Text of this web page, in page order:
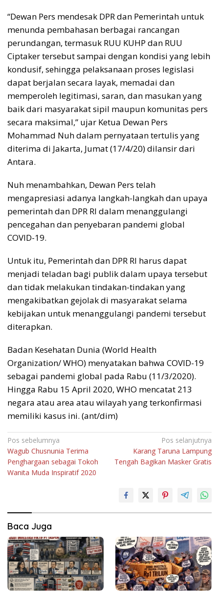
“Dewan Pers mendesak DPR dan Pemerintah untuk
menunda pembahasan berbagai rancangan
perundangan, termasuk RUU KUHP dan RUU
Ciptaker tersebut sampai dengan kondisi yang lebih
kondusif, sehingga pelaksanaan proses legislasi
dapat berjalan secara layak, memadai dan
memperoleh legitimasi, saran, dan masukan yang
baik dari masyarakat sipil maupun komunitas pers
secara maksimal,” ujar Ketua Dewan Pers
Mohammad Nuh dalam pernyataan tertulis yang
diterima di Jakarta, Jumat (17/4/20) dilansir dari
Antara.
Nuh menambahkan, Dewan Pers telah
mengapresiasi adanya langkah-langkah dan upaya
pemerintah dan DPR RI dalam menanggulangi
pencegahan dan penyebaran pandemi global
COVID-19.
Untuk itu, Pemerintah dan DPR RI harus dapat
menjadi teladan bagi publik dalam upaya tersebut
dan tidak melakukan tindakan-tindakan yang
mengakibatkan gejolak di masyarakat selama
kebijakan untuk menanggulangi pandemi tersebut
diterapkan.
Badan Kesehatan Dunia (World Health
Organization/ WHO) menyatakan bahwa COVID-19
sebagai pandemi global pada Rabu (11/3/2020).
Hingga Rabu 15 April 2020, WHO mencatat 213
negara atau area atau wilayah yang terkonfirmasi
memiliki kasus ini. (ant/dim)
Navigasi
pos
Pos sebelumnya
Wagub Chusnunia Terima
Penghargaan sebagai Tokoh
Wanita Muda Inspiratif 2020
Pos selanjutnya
Karang Taruna Lampung
Tengah Bagikan Masker Gratis
Baca Juga